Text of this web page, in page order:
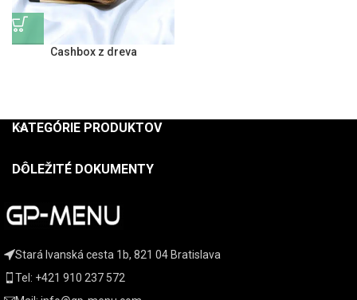
Cashbox z dreva
KATEGÓRIE PRODUKTOV
DÔLEŽITÉ DOKUMENTY
Stará Ivanská cesta 1b, 821 04 Bratislava
Tel: +421 910 237 572